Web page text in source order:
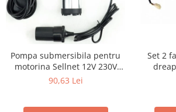
Pompa submersibila pentru
motorina Sellnet 12V 230V
38mm cu adaptor pentru
90,63 Lei
Set 2